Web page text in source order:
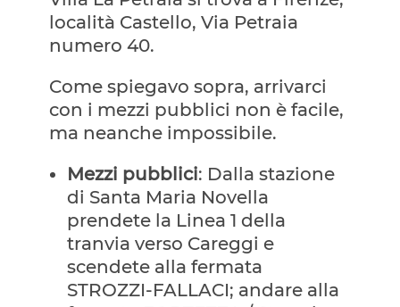
località Castello, Via Petraia
numero 40.
Come spiegavo sopra, arrivarci
con i mezzi pubblici non è facile,
ma neanche impossibile.
Mezzi pubblici: Dalla stazione
di Santa Maria Novella
prendete la Linea 1 della
tranvia verso Careggi e
scendete alla fermata
STROZZI-FALLACI; andare alla